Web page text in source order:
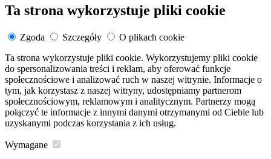
Ta strona wykorzystuje pliki cookie
Zgoda Szczegóły
O plikach cookie
Ta strona wykorzystuje pliki cookie. Wykorzystujemy pliki cookie
do spersonalizowania treści i reklam, aby oferować funkcje
społecznościowe i analizować ruch w naszej witrynie. Informacje o
tym, jak korzystasz z naszej witryny, udostępniamy partnerom
społecznościowym, reklamowym i analitycznym. Partnerzy mogą
połączyć te informacje z innymi danymi otrzymanymi od Ciebie lub
uzyskanymi podczas korzystania z ich usług.
Wymagane